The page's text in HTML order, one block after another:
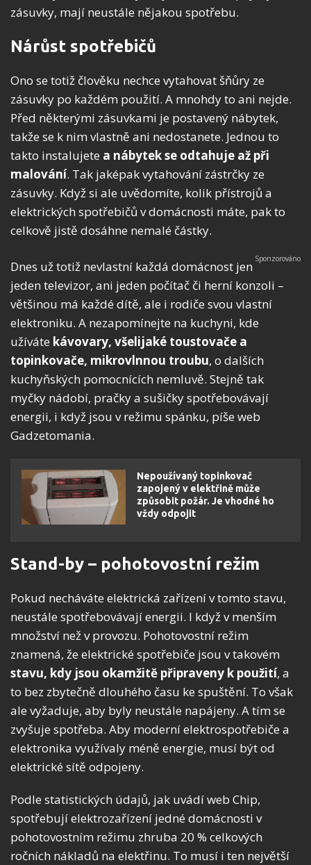
zásuvky, mají neustále nějakou spotřebu.
Nárůst spotřebičů
Ono se totiž člověku nechce vytahovat šňůry ze
zásuvky po každém použití. A mnohdy to ani nejde.
Před některými zásuvkami je postavený nábytek,
takže se k nim vlastně ani nedostanete. Jednou to
takto instalujete a nábytek se odtahuje až při
malování. Tak jaképak vytahování zástrčky ze
zásuvky. Když si ale uvědomíte, kolik přístrojů a
elektrických spotřebičů v domácnosti máte, pak to
celkově jistě dosáhne nemalé částky.
Dnes už totiž nevlastní každá domácnost jen
jeden televizor, ani jeden počítač či herní konzoli –
většinou má každé dítě, ale i rodiče svou vlastní
elektroniku. A nezapomínejte na kuchyni, kde
užíváte kávovary, všelijaké toustovače a
topinkovače, mikrovlnnou troubu, o dalších
kuchyňských pomocnících nemluvě. Stejně tak
myčky nádobí, pračky a sušičky spotřebovávají
energii, i když jsou v režimu spánku, píše web
Gadzetomania.
Nepoužívaný topinkovač
zapojený v elektřině může
způsobit požár. Je vhodné ho
vždy odpojit
Stand-by – pohotovostní režim
Pokud necháváte elektrická zařízení v tomto stavu,
neustále spotřebovávají energii. I když v menším
množství než v provozu. Pohotovostní režim
znamená, že elektrické spotřebiče jsou v takovém
stavu, kdy jsou okamžitě připraveny k použití, a
to bez zbytečně dlouhého času ke spuštění. To však
ale vyžaduje, aby byly neustále napájeny. A tím se
zvyšuje spotřeba. Aby moderní elektrospotřebiče a
elektronika využívaly méně energie, musí být od
elektrické sítě odpojeny.
Podle statistických údajů, jak uvádí web Chip,
spotřebují elektrozařízení jedné domácnosti v
pohotovostním režimu zhruba 20 % celkových
ročních nákladů na elektřinu. To musí i ten největší